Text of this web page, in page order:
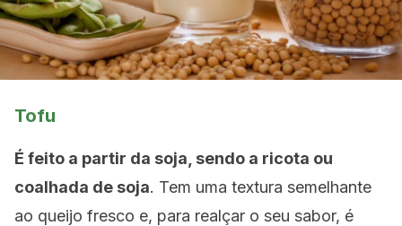
Tofu
É feito a partir da soja, sendo a ricota ou
coalhada de soja. Tem uma textura semelhante
ao queijo fresco e, para realçar o seu sabor, é